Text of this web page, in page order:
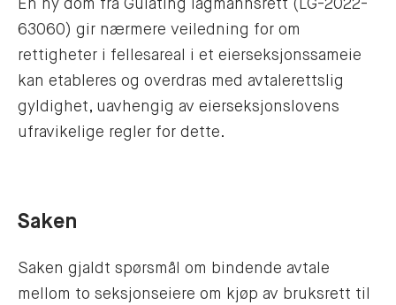
En ny dom fra Gulating lagmannsrett (LG-2022-
63060) gir nærmere veiledning for om
rettigheter i fellesareal i et eierseksjonssameie
kan etableres og overdras med avtalerettslig
gyldighet, uavhengig av eierseksjonslovens
ufravikelige regler for dette.
Saken
Saken gjaldt spørsmål om bindende avtale
mellom to seksjonseiere om kjøp av bruksrett til